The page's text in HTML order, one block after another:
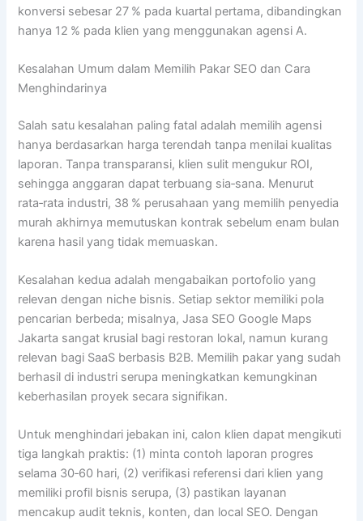
konversi sebesar 27 % pada kuartal pertama, dibandingkan
hanya 12 % pada klien yang menggunakan agensi A.
Kesalahan Umum dalam Memilih Pakar SEO dan Cara
Menghindarinya
Salah satu kesalahan paling fatal adalah memilih agensi
hanya berdasarkan harga terendah tanpa menilai kualitas
laporan. Tanpa transparansi, klien sulit mengukur ROI,
sehingga anggaran dapat terbuang sia‑sana. Menurut
rata‑rata industri, 38 % perusahaan yang memilih penyedia
murah akhirnya memutuskan kontrak sebelum enam bulan
karena hasil yang tidak memuaskan.
Kesalahan kedua adalah mengabaikan portofolio yang
relevan dengan niche bisnis. Setiap sektor memiliki pola
pencarian berbeda; misalnya, Jasa SEO Google Maps
Jakarta sangat krusial bagi restoran lokal, namun kurang
relevan bagi SaaS berbasis B2B. Memilih pakar yang sudah
berhasil di industri serupa meningkatkan kemungkinan
keberhasilan proyek secara signifikan.
Untuk menghindari jebakan ini, calon klien dapat mengikuti
tiga langkah praktis: (1) minta contoh laporan progres
selama 30‑60 hari, (2) verifikasi referensi dari klien yang
memiliki profil bisnis serupa, (3) pastikan layanan
mencakup audit teknis, konten, dan local SEO. Dengan